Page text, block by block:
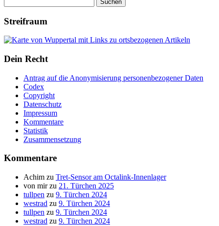
nach:
Streifraum
Dein Recht
Antrag auf die Anonymisierung personenbezogener Daten
Codex
Copyright
Datenschutz
Impressum
Kommentare
Statistik
Zusammensetzung
Kommentare
Achim zu Tret-Sensor am Octalink-Innenlager
von mirzu 21. Türchen 2025
tullpen zu 9. Türchen 2024
westrad zu 9. Türchen 2024
tullpen zu 9. Türchen 2024
westrad zu 9. Türchen 2024